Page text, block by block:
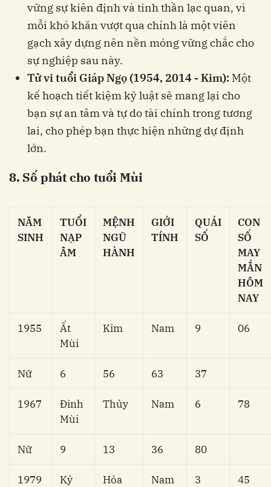
vững sự kiên định và tinh thần lạc quan, vì
mỗi khó khăn vượt qua chính là một viên
gạch xây dựng nên nền móng vững chắc cho
sự nghiệp sau này.
Tử vi tuổi Giáp Ngọ (1954, 2014 - Kim): Một
kế hoạch tiết kiệm kỷ luật sẽ mang lại cho
bạn sự an tâm và tự do tài chính trong tương
lai, cho phép bạn thực hiện những dự định
lớn.
8. Số phát cho tuổi Mùi
NĂM
SINH
TUỔI
NẠP
ÂM
MỆNH
NGŨ
HÀNH
GIỚI
TÍNH
QUÁI
SỐ
CON
SỐ
MAY
MẮN
HÔM
NAY
1955
Ất
Mùi
Kim Nam 9 06
Nữ 6 56 63 37
1967
Đinh
Mùi
Thủy Nam 6 78
Nữ 9 13 36 80
1979
Kỷ
Hỏa Nam 3 45